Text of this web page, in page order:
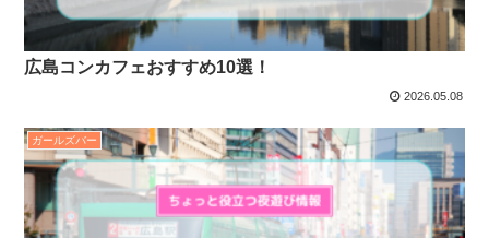
広島コンカフェおすすめ10選！
2026.05.08
ガールズバー